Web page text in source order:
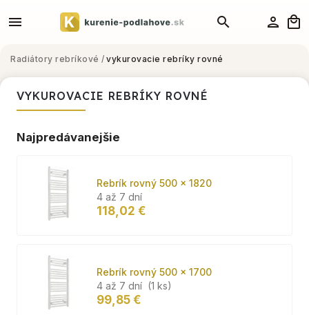
Radiátory rebríkové / vykurovacie rebríky rovné
VYKUROVACIE REBRÍKY ROVNÉ
Najpredávanejšie
Rebrík rovný 500 x 1820
4 až 7 dní
118,02 €
Rebrík rovný 500 x 1700
4 až 7 dní (1 ks)
99,85 €